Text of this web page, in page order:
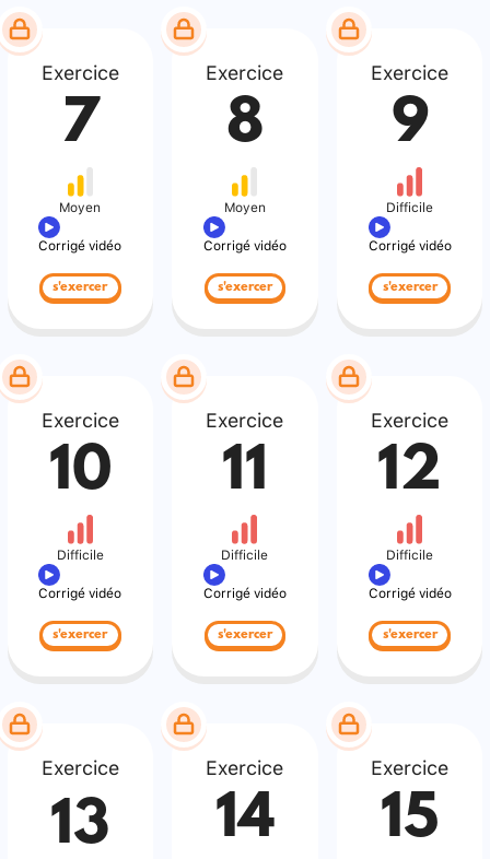
Exercice
7
Moyen
Corrigé vidéo
s'exercer
Exercice
8
Moyen
Corrigé vidéo
s'exercer
Exercice
9
Difficile
Corrigé vidéo
s'exercer
Exercice
10
Difficile
Corrigé vidéo
s'exercer
Exercice
11
Difficile
Corrigé vidéo
s'exercer
Exercice
12
Difficile
Corrigé vidéo
s'exercer
Exercice
13
Exercice
14
Exercice
15